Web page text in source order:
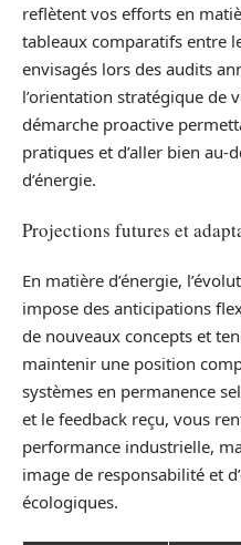
reflètent vos efforts en
tableaux comparatifs entre
envisagés lors des audits
l’orientation stratégique de
démarche proactive
pratiques et d’aller bien au-
d’énergie.
Projections futures et
En matière d’énergie,
impose des anticipations
de nouveaux concepts et
maintenir une position
systèmes en permanence
et le feedback reçu, vous
performance industrielle,
image de responsabilité et
écologiques.